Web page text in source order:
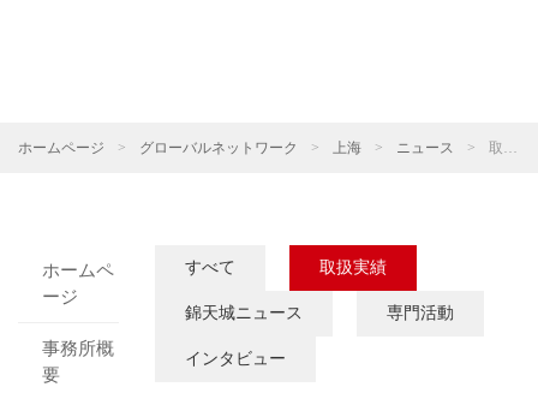
ホームページ > グローバルネットワーク > 上海 > ニュース > 取扱実績
ホームペ
ージ
事務所概
要
すべて 取扱実績
錦天城ニュース 専門活動
インタビュー